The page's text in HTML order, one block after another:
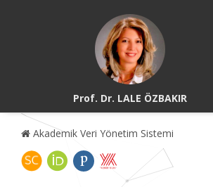
Prof. Dr. LALE ÖZBAKIR
Akademik Veri Yönetim Sistemi